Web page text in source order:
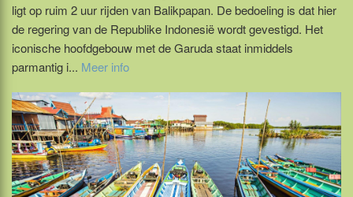
ligt op ruim 2 uur rijden van Balikpapan. De bedoeling is dat hier
de regering van de Republike Indonesië wordt gevestigd. Het
iconische hoofdgebouw met de Garuda staat inmiddels
parmantig i... Meer info